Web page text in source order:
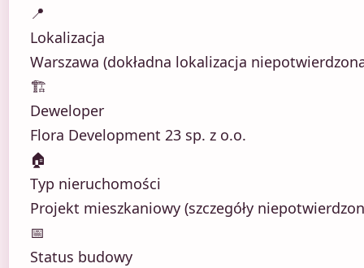
📍
Lokalizacja
Warszawa (dokładna lokalizacja
🏗️
Deweloper
Flora Development 23 sp. z o.o.
🏠
Typ nieruchomości
Projekt mieszkaniowy (szczegóły
📅
Status budowy